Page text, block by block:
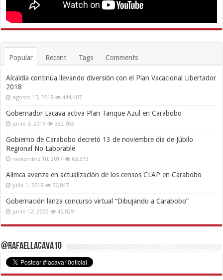
Popular Recent Tags Comments
Alcaldía continúa llevando diversión con el Plan Vacacional Libertador
2018
agosto 13, 2018 444,407
Gobernador Lacava activa Plan Tanque Azul en Carabobo
junio 3, 2019 330,303
Gobierno de Carabobo decretó 13 de noviembre día de Júbilo
Regional No Laborable
noviembre 10, 2017 63,379
Alimca avanza en actualización de los censos CLAP en Carabobo
julio 1, 2019 56,847
Gobernación lanza concurso virtual “Dibujando a Carabobo”
junio 12, 2020 45,829
@RafaelLacava10